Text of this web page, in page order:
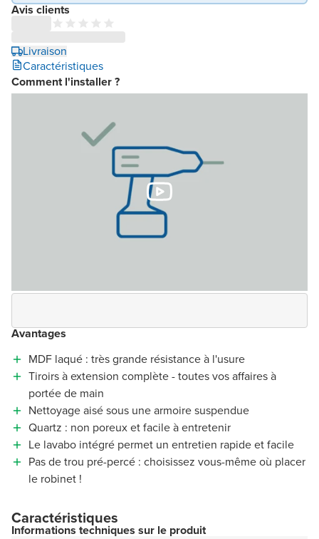
Avis clients
Livraison
Caractéristiques
Comment l'installer ?
Avantages
MDF laqué : très grande résistance à l'usure
Tiroirs à extension complète - toutes vos affaires à
portée de main
Nettoyage aisé sous une armoire suspendue
Quartz : non poreux et facile à entretenir
Le lavabo intégré permet un entretien rapide et facile
Pas de trou pré-percé : choisissez vous-même où placer
le robinet !
Caractéristiques
Informations techniques sur le produit